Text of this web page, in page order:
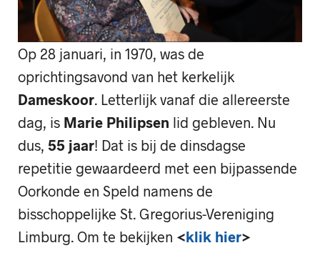
Op 28 januari, in 1970, was de
oprichtingsavond van het kerkelijk
Dameskoor. Letterlijk vanaf die allereerste
dag, is Marie Philipsen lid gebleven. Nu
dus, 55 jaar! Dat is bij de dinsdagse
repetitie gewaardeerd met een bijpassende
Oorkonde en Speld namens de
bisschoppelijke St. Gregorius-Vereniging
Limburg. Om te bekijken <klik hier>